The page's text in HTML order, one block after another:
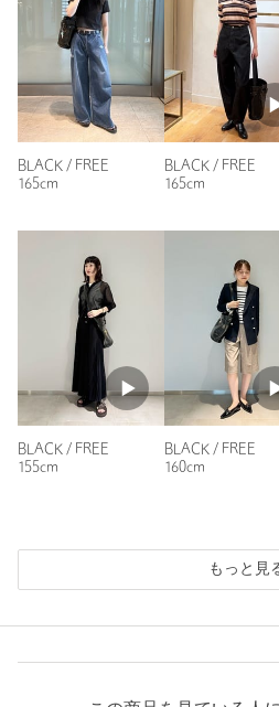
カテゴリー | ショル
素材 牛革
洗濯表示 -
商品番号 4032-3-000065
BLACK / FREE
165cm
BLACK / FREE
165cm
BLACK / FREE
155cm
BLACK / FREE
160cm
もっと見